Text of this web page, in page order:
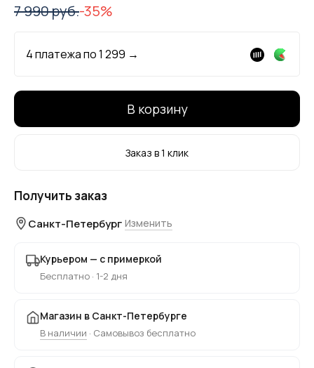
7 990 руб.-35%
4 платежа по1 299 →
В корзину
Заказ в 1 клик
Получить заказ
Санкт-Петербург Изменить
Курьером — с примеркой
Бесплатно · 1-2 дня
Магазин в Санкт-Петербурге
В наличии · Самовывоз бесплатно